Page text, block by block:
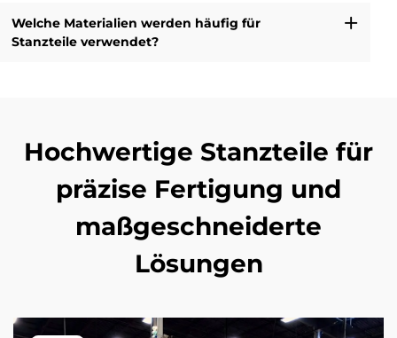
Welche Materialien werden häufig für
Stanzteile verwendet?
Hochwertige Stanzteile für
präzise Fertigung und
maßgeschneiderte
Lösungen